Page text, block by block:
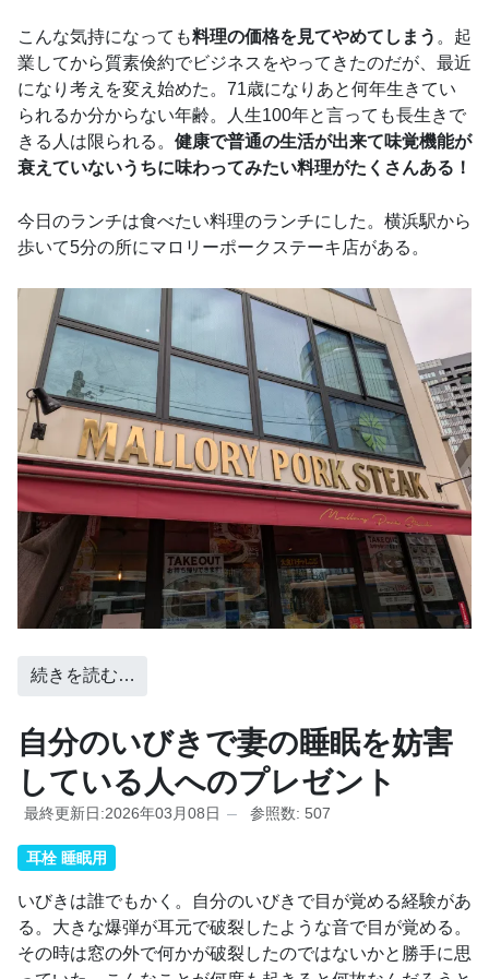
こんな気持になっても料理の価格を見てやめてしまう 。起
業してから質素倹約でビジネスをやってきたのだが、最近
になり考えを変え始めた。71歳になりあと何年生きてい
られるか分からない年齢。人生100年と言っても長生きで
きる人は限られる。 健康で普通の生活が出来て味覚機能が
衰えていないうちに味わってみたい料理がたくさんある！
今日のランチは食べたい料理のランチにした。横浜駅から
歩いて5分の所にマロリーポークステーキ店がある。
続きを読む…
自分のいびきで妻の睡眠を妨害
している人へのプレゼント
最終更新日:2026年03月08日 参照数: 507
耳栓 睡眠用
いびきは誰でもかく。自分のいびきで目が覚める経験があ
る。大きな爆弾が耳元で破裂したような音で目が覚める。
その時は窓の外で何かが破裂したのではないかと勝手に思